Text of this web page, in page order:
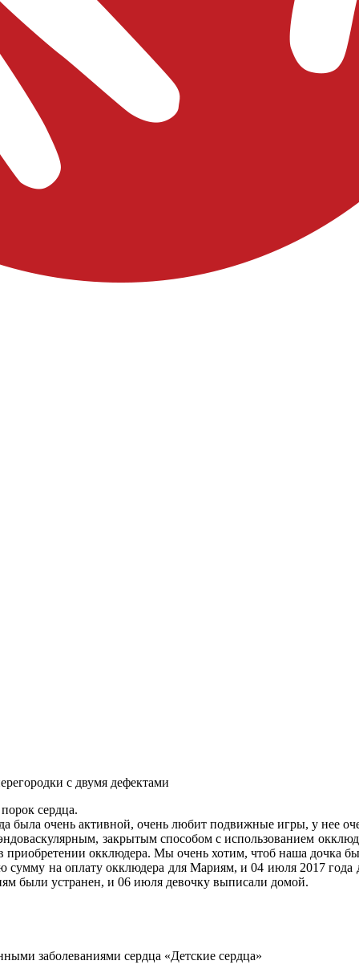
с двумя дефектами
сердца.
была очень активной, очень любит подвижные игры, у нее
закрытым способом с использованием
окклюдера. Мы очень хотим, чтоб наша дочка
на оплату окклюдера для Мариям, и 04 июля 2017 года
были устранен, и 06 июля девочку выписали домой.
заболеваниями сердца «Детские сердца»